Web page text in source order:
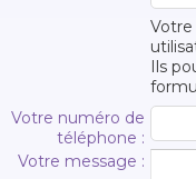
Votre
Ils
Votre numéro de
téléphone :
Votre message :